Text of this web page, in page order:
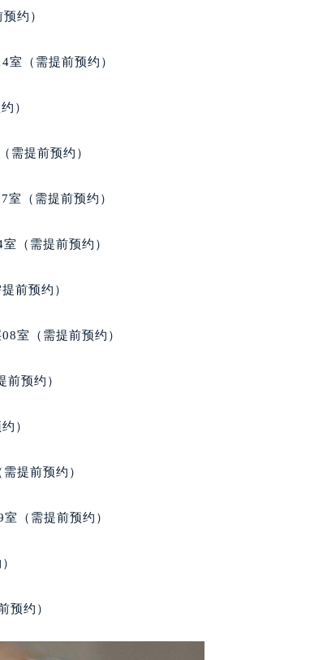
心（需提前预约）
心（需提前预约）
心（需提前预约）
中心（需提前预约）
中心（需提前预约）
务中心（需提前预约）
天梭售后服务中心（需提前预约）
维修授权店1楼天梭售后服务中心（需提前预约）
座6层602室天梭售后服务中心（需提前预约）
梭售后服务中心（需提前预约）
井百货名表维修天梭售后服务中心（需提前预约）
梭售后服务中心（需提前预约）
售后服务中心（需提前预约）
梭售后服务中心（需提前预约）
约）
室（需提前预约）
）
需提前预约）
（需提前预约）
（需提前预约）
前预约）
室（需提前预约）
预约）
）
提前预约）
（需提前预约）
预约）